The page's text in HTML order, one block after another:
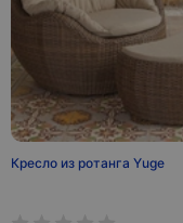
Кресло из ротанга Yuge